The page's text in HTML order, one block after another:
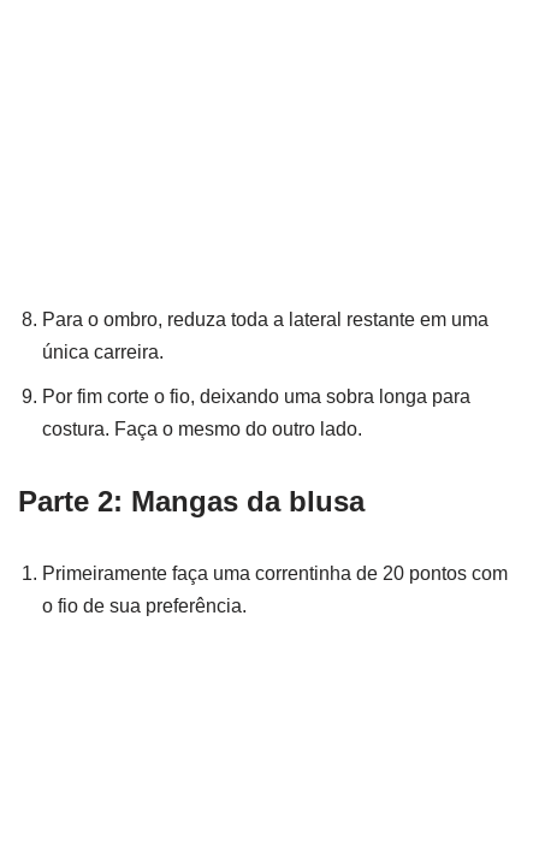
Para o ombro, reduza toda a lateral restante em uma
única carreira.
Por fim corte o fio, deixando uma sobra longa para
costura. Faça o mesmo do outro lado.
Parte 2: Mangas da blusa
Primeiramente faça uma correntinha de 20 pontos com
o fio de sua preferência.